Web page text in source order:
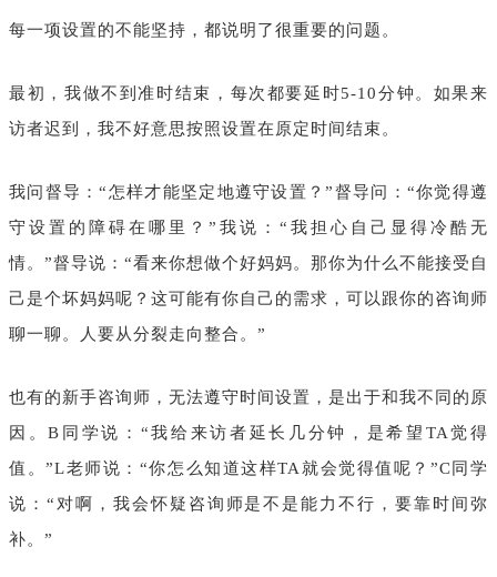
每一项设置的不能坚持，都说明了很重要的问题。
最初，我做不到准时结束，每次都要延时5-10分钟。如果来
访者迟到，我不好意思按照设置在原定时间结束。
我问督导：“怎样才能坚定地遵守设置？”督导问：“你觉得遵
守设置的障碍在哪里？”我说：“我担心自己显得冷酷无
情。”督导说：“看来你想做个好妈妈。那你为什么不能接受自
己是个坏妈妈呢？这可能有你自己的需求，可以跟你的咨询师
聊一聊。人要从分裂走向整合。”
也有的新手咨询师，无法遵守时间设置，是出于和我不同的原
因。B同学说：“我给来访者延长几分钟，是希望TA觉得
值。”L老师说：“你怎么知道这样TA就会觉得值呢？”C同学
说：“对啊，我会怀疑咨询师是不是能力不行，要靠时间弥
补。”